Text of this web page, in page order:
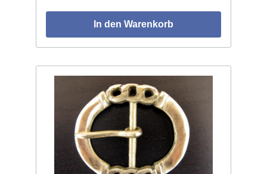
In den Warenkorb